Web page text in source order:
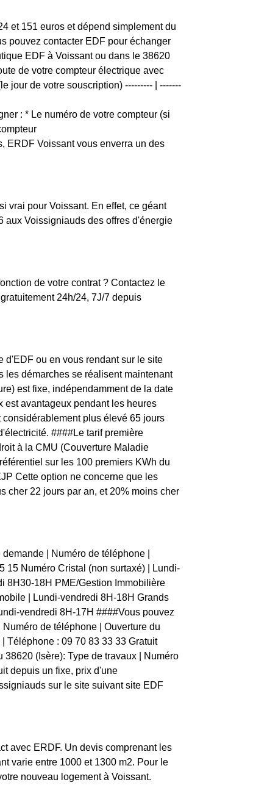
et 151 euros et dépend simplement du
pouvez contacter EDF pour échanger
EDF à Voissant ou dans le 38620
de votre compteur électrique avec
jour de votre souscription) --------- | -------
: * Le numéro de votre compteur (si
ERDF Voissant vous enverra un des
vrai pour Voissant. En effet, ce géant
aux Voissigniauds des offres d'énergie
de votre contrat ? Contactez le
24h/24, 7J/7 depuis
d'EDF ou en vous rendant sur le site
les démarches se réalisent maintenant
est fixe, indépendamment de la date
est avantageux pendant les heures
plus élevé 65 jours
####Le tarif première
à la CMU (Couverture Maladie
sur les 100 premiers KWh du
Cette option ne concerne que les
cher 22 jours par an, et 20% moins cher
| Numéro de téléphone |
15 Numéro Cristal (non surtaxé) | Lundi-
8H30-18H PME/Gestion Immobilière
| Lundi-vendredi 8H-18H Grands
vendredi 8H-17H ####Vous pouvez
de téléphone | Ouverture du
Téléphone : 09 70 83 33 33 Gratuit
(Isère): Type de travaux | Numéro
depuis un fixe, prix d'une
sur le site suivant site EDF
avec ERDF. Un devis comprenant les
varie entre 1000 et 1300 m2. Pour le
nouveau logement à Voissant.